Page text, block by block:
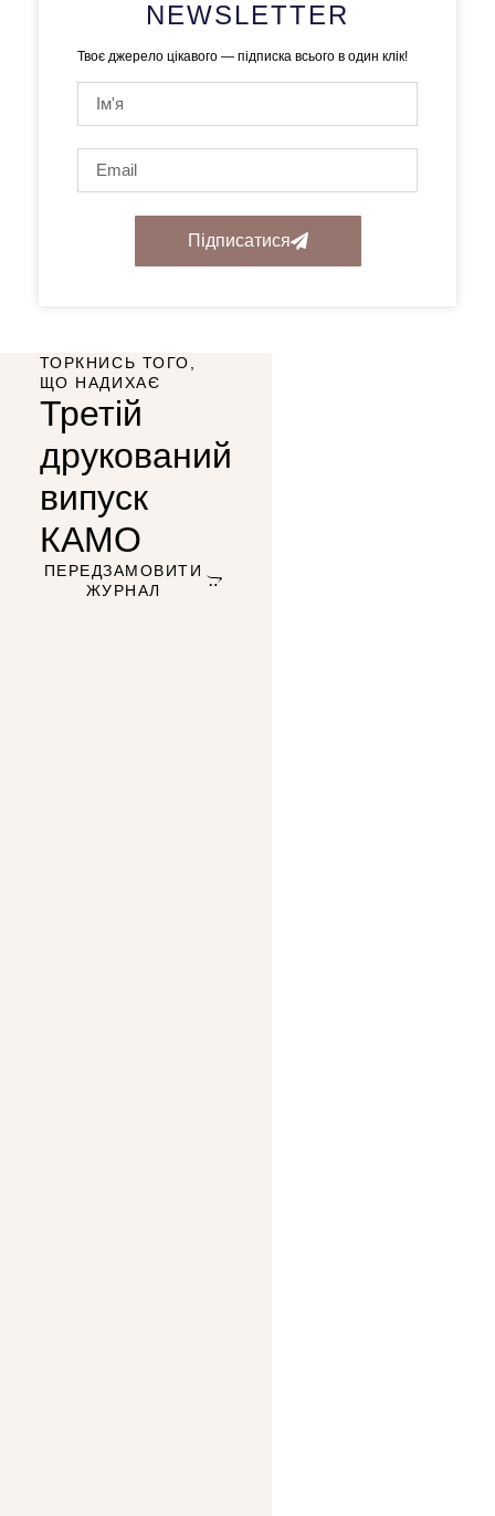
NEWSLETTER
Твоє джерело цікавого — підписка всього в один клік!
Підписатися
ТОРКНИСЬ ТОГО,
ЩО НАДИХАЄ
Третій
друкований
випуск
КАМО
ПЕРЕДЗАМОВИТИ
ЖУРНАЛ